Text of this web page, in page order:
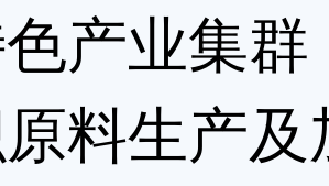
产业集
料生产